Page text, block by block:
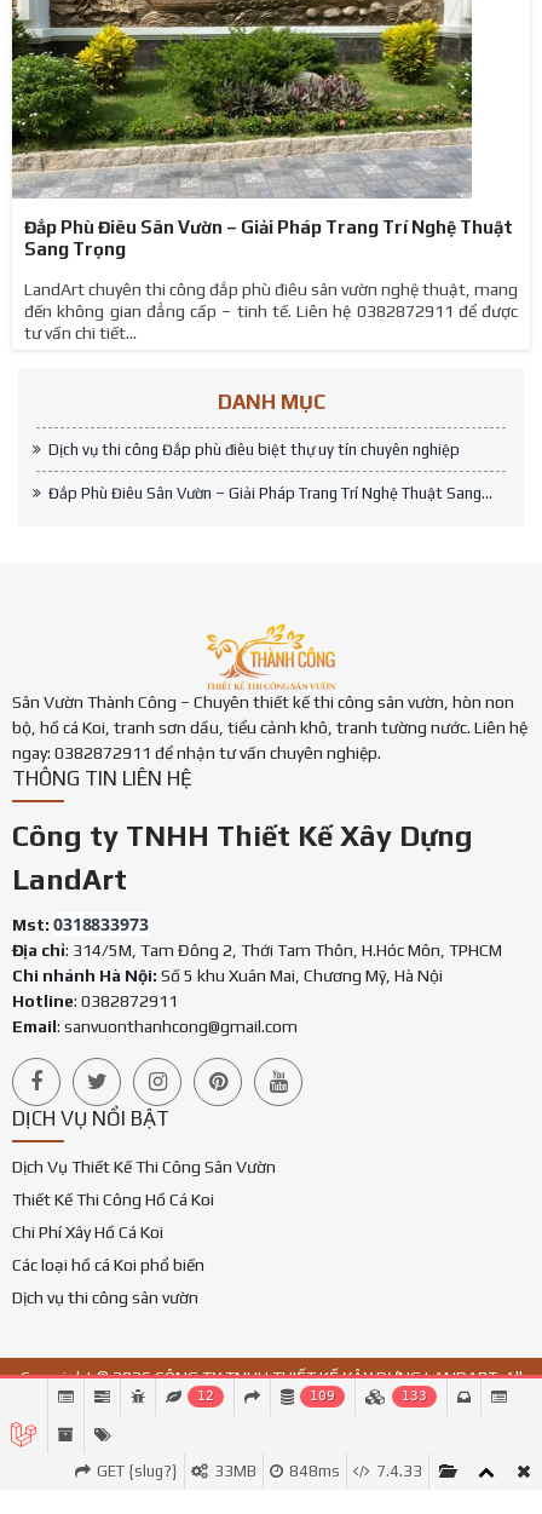
Đắp Phù Điêu Sân Vườn – Giải Pháp Trang Trí Nghệ Thuật
Sang Trọng
LandArt chuyên thi công đắp phù điêu sân vườn nghệ thuật, mang
đến không gian đẳng cấp – tinh tế. Liên hệ 0382872911 để được
tư vấn chi tiết...
DANH MỤC
Dịch vụ thi công Đắp phù điêu biệt thự uy tín chuyên nghiệp
Đắp Phù Điêu Sân Vườn – Giải Pháp Trang Trí Nghệ Thuật Sang...
Sân Vườn Thành Công – Chuyên thiết kế thi công sân vườn, hòn non
bộ, hồ cá Koi, tranh sơn dầu, tiểu cảnh khô, tranh tường nước. Liên hệ
ngay: 0382872911 để nhận tư vấn chuyên nghiệp.
THÔNG TIN LIÊN HỆ
Công ty TNHH Thiết Kế Xây Dựng
LandArt
Mst: 0318833973
Địa chỉ: 314/5M, Tam Đông 2, Thới Tam Thôn, H.Hóc Môn, TPHCM
Chi nhánh Hà Nội: Số 5 khu Xuân Mai, Chương Mỹ, Hà Nội
Hotline: 0382872911
Email: sanvuonthanhcong@gmail.com
DỊCH VỤ NỔI BẬT
Dịch Vụ Thiết Kế Thi Công Sân Vườn
Thiết Kế Thi Công Hồ Cá Koi
Chi Phí Xây Hồ Cá Koi
Các loại hồ cá Koi phổ biến
Dịch vụ thi công sân vườn
Copyright © 2026 CÔNG TY TNHH THIẾT KẾ XÂY DỰNG LANDART. All
Rights Reverved.
12 109 133
7.4.33
848ms
33MB
GET {slug?}